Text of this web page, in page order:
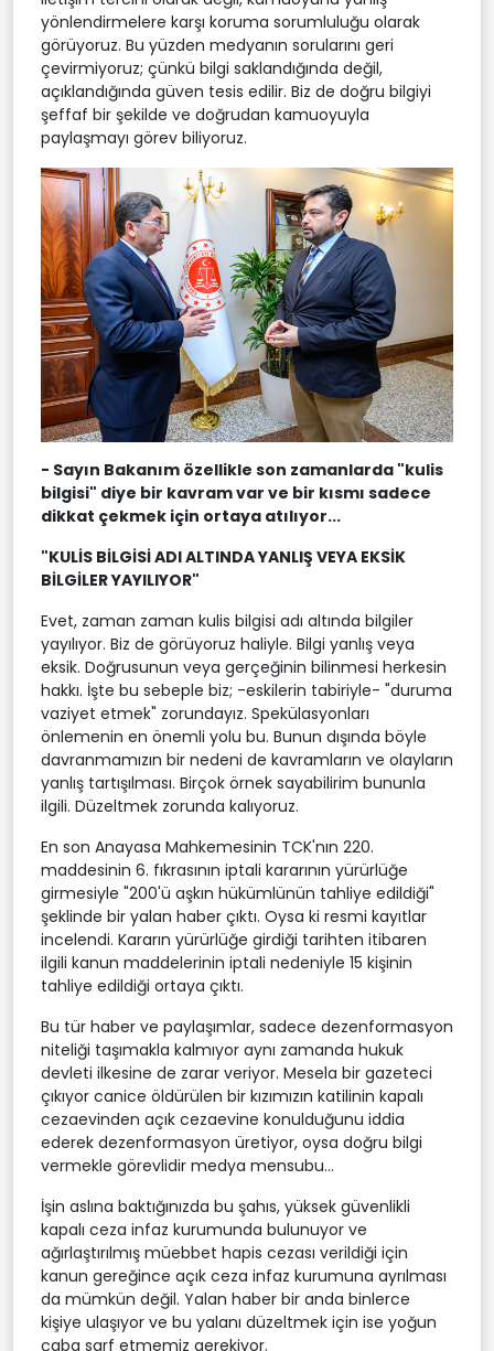
yönlendirmelere karşı koruma sorumluluğu olarak
görüyoruz. Bu yüzden medyanın sorularını geri
çevirmiyoruz; çünkü bilgi saklandığında değil,
açıklandığında güven tesis edilir. Biz de doğru bilgiyi
şeffaf bir şekilde ve doğrudan kamuoyuyla
paylaşmayı görev biliyoruz.
- Sayın Bakanım özellikle son zamanlarda "kulis
bilgisi" diye bir kavram var ve bir kısmı sadece
dikkat çekmek için ortaya atılıyor...
"KULİS BİLGİSİ ADI ALTINDA YANLIŞ VEYA EKSİK
BİLGİLER YAYILIYOR"
Evet, zaman zaman kulis bilgisi adı altında bilgiler
yayılıyor. Biz de görüyoruz haliyle. Bilgi yanlış veya
eksik. Doğrusunun veya gerçeğinin bilinmesi herkesin
hakkı. İşte bu sebeple biz; -eskilerin tabiriyle- "duruma
vaziyet etmek" zorundayız. Spekülasyonları
önlemenin en önemli yolu bu. Bunun dışında böyle
davranmamızın bir nedeni de kavramların ve olayların
yanlış tartışılması. Birçok örnek sayabilirim bununla
ilgili. Düzeltmek zorunda kalıyoruz.
En son Anayasa Mahkemesinin TCK'nın 220.
maddesinin 6. fıkrasının iptali kararının yürürlüğe
girmesiyle "200'ü aşkın hükümlünün tahliye edildiği"
şeklinde bir yalan haber çıktı. Oysa ki resmi kayıtlar
incelendi. Kararın yürürlüğe girdiği tarihten itibaren
ilgili kanun maddelerinin iptali nedeniyle 15 kişinin
tahliye edildiği ortaya çıktı.
Bu tür haber ve paylaşımlar, sadece dezenformasyon
niteliği taşımakla kalmıyor aynı zamanda hukuk
devleti ilkesine de zarar veriyor. Mesela bir gazeteci
çıkıyor canice öldürülen bir kızımızın katilinin kapalı
cezaevinden açık cezaevine konulduğunu iddia
ederek dezenformasyon üretiyor, oysa doğru bilgi
vermekle görevlidir medya mensubu...
İşin aslına baktığınızda bu şahıs, yüksek güvenlikli
kapalı ceza infaz kurumunda bulunuyor ve
ağırlaştırılmış müebbet hapis cezası verildiği için
kanun gereğince açık ceza infaz kurumuna ayrılması
da mümkün değil. Yalan haber bir anda binlerce
kişiye ulaşıyor ve bu yalanı düzeltmek için ise yoğun
çaba sarf etmemiz gerekiyor.